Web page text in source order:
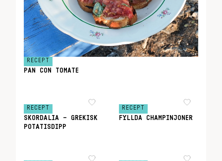
RECEPT
PAN CON TOMATE
RECEPT
SKORDALIA – GREKISK
POTATISDIPP
RECEPT
FYLLDA CHAMPINJONER